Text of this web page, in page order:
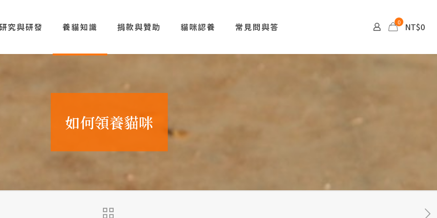
究與研發 養貓知識 捐款與贊助 貓咪認養 常見問與答 0 NT$0
如何領養貓咪